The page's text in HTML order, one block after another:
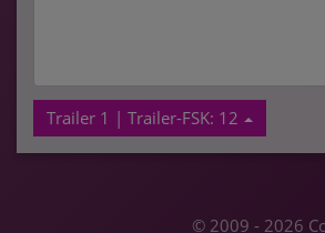
Trailer 1 | Trailer-FSK: 12
© 2009 - 2026